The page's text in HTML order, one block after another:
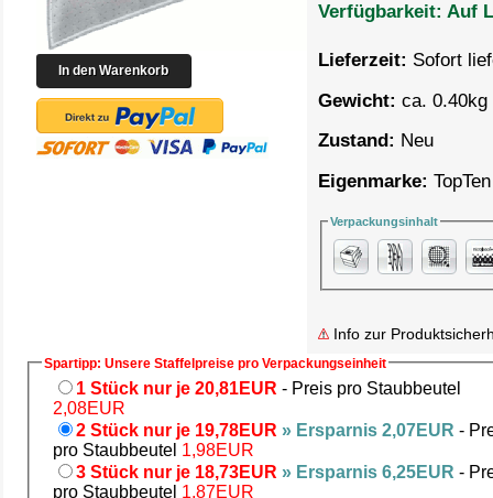
Verfügbarkeit: Auf
Lieferzeit: Sofort
Gewicht: ca. 0.40kg
Zustand: Neu
Eigenmarke: TopTen
Verpackungsinhalt
Info zur
Spartipp: Unsere Staffelpreise pro Verpackungseinheit
1 Stück nur je 20,81EUR - Preis pro Staubbeutel
2,08EUR
2 Stück nur je 19,78EUR » Ersparnis 2,07EUR -
pro Staubbeutel 1,98EUR
3 Stück nur je 18,73EUR » Ersparnis 6,25EUR -
pro Staubbeutel 1,87EUR